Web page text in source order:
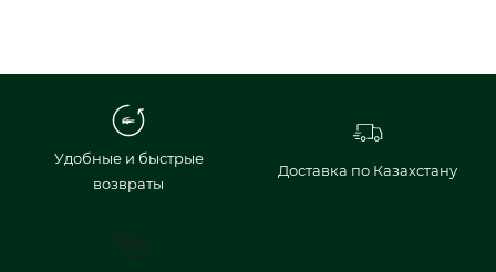
Удобные и быстрые
возвраты
Доставка по Казахстану